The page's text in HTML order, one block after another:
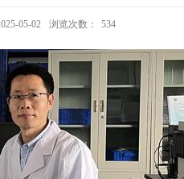
05-02 浏览次数： 534